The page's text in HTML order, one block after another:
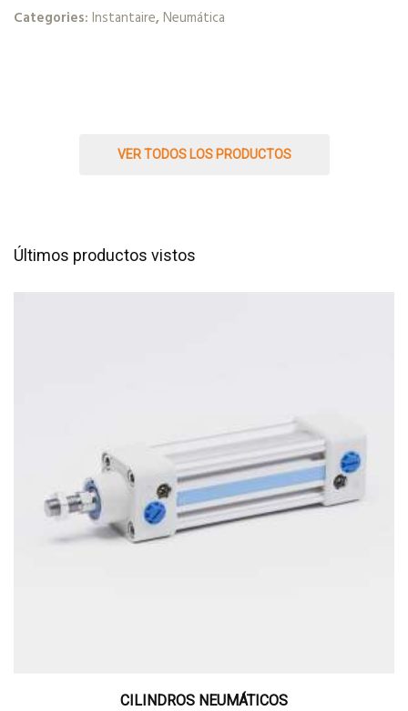
Categories: Instantaire,Neumática
VER TODOS LOS PRODUCTOS
Últimos productos vistos
CILINDROS NEUMÁTICOS